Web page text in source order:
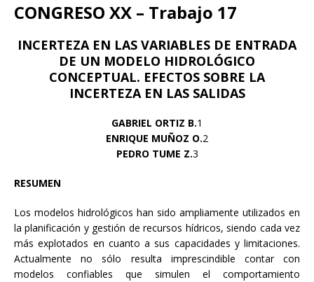
CONGRESO XX – Trabajo 17
INCERTEZA EN LAS VARIABLES DE ENTRADA
DE UN MODELO HIDROLÓGICO
CONCEPTUAL. EFECTOS SOBRE LA
INCERTEZA EN LAS SALIDAS
GABRIEL ORTIZ B.1
ENRIQUE MUÑOZ O.2
PEDRO TUME Z.3
RESUMEN
Los modelos hidrológicos han sido ampliamente utilizados en
la planificación y gestión de recursos hídricos, siendo cada vez
más explotados en cuanto a sus capacidades y limitaciones.
Actualmente no sólo resulta imprescindible contar con
modelos confiables que simulen el comportamiento